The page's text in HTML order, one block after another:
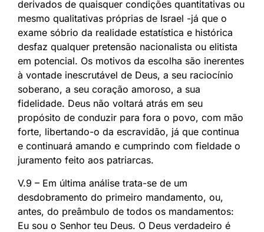
derivados de quaisquer condições quantitativas ou
mesmo qualitativas próprias de Israel -já que o
exame sóbrio da realidade estatística e histórica
desfaz qualquer pretensão nacionalista ou elitista
em potencial. Os motivos da escolha são inerentes
à vontade inescrutável de Deus, a seu raciocínio
soberano, a seu coração amoroso, a sua
fidelidade. Deus não voltará atrás em seu
propósito de conduzir para fora o povo, com mão
forte, libertando-o da escravidão, já que continua
e continuará amando e cumprindo com fieldade o
juramento feito aos patriarcas.
V.9 – Em última análise trata-se de um
desdobramento do primeiro mandamento, ou,
antes, do preâmbulo de todos os mandamentos:
Eu sou o Senhor teu Deus. O Deus verdadeiro é